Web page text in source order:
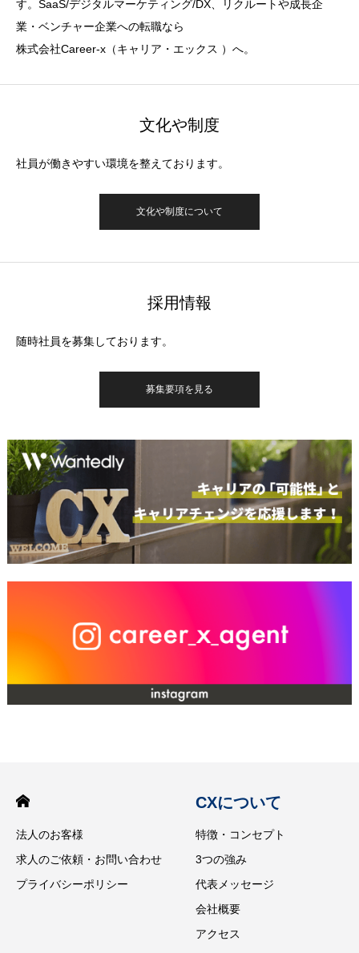
す。SaaS/デジタルマーケティング/DX、リクルートや成長企
業・ベンチャー企業への転職なら
株式会社Career-x（キャリア・エックス ）へ。
文化や制度
社員が働きやすい環境を整えております。
文化や制度について
採用情報
随時社員を募集しております。
募集要項を見る
法人のお客様
求人のご依頼・お問い合わせ
プライバシーポリシー
CXについて
特徴・コンセプト
3つの強み
代表メッセージ
会社概要
アクセス